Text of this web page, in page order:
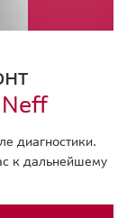
Neff
диагностики.
к дальнейшему